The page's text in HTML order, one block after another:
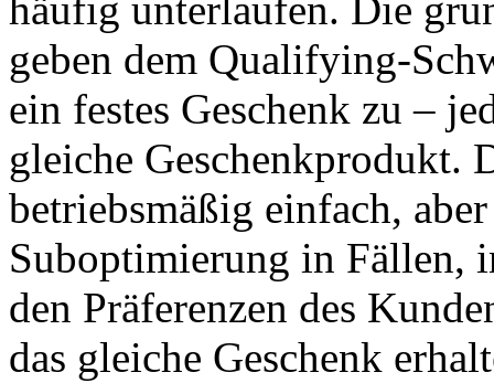
häufig unterlaufen. Die
geben dem Qualifying-
ein festes Geschenk zu –
gleiche Geschenkprodukt.
betriebsmäßig einfach,
Suboptimierung in Fällen,
den Präferenzen des
das gleiche Geschenk